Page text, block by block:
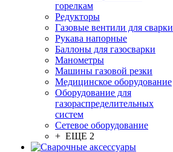
горелкам
Редукторы
Газовые вентили для сварки
Рукава напорные
Баллоны для газосварки
Манометры
Машины газовой резки
Медицинское оборудование
Оборудование для
газораспределительных
систем
Сетевое оборудование
+ ЕЩЕ 2